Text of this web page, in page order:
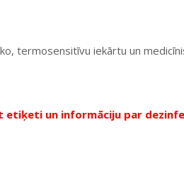
termosensitīvu iekārtu un
etiķeti un informāciju par